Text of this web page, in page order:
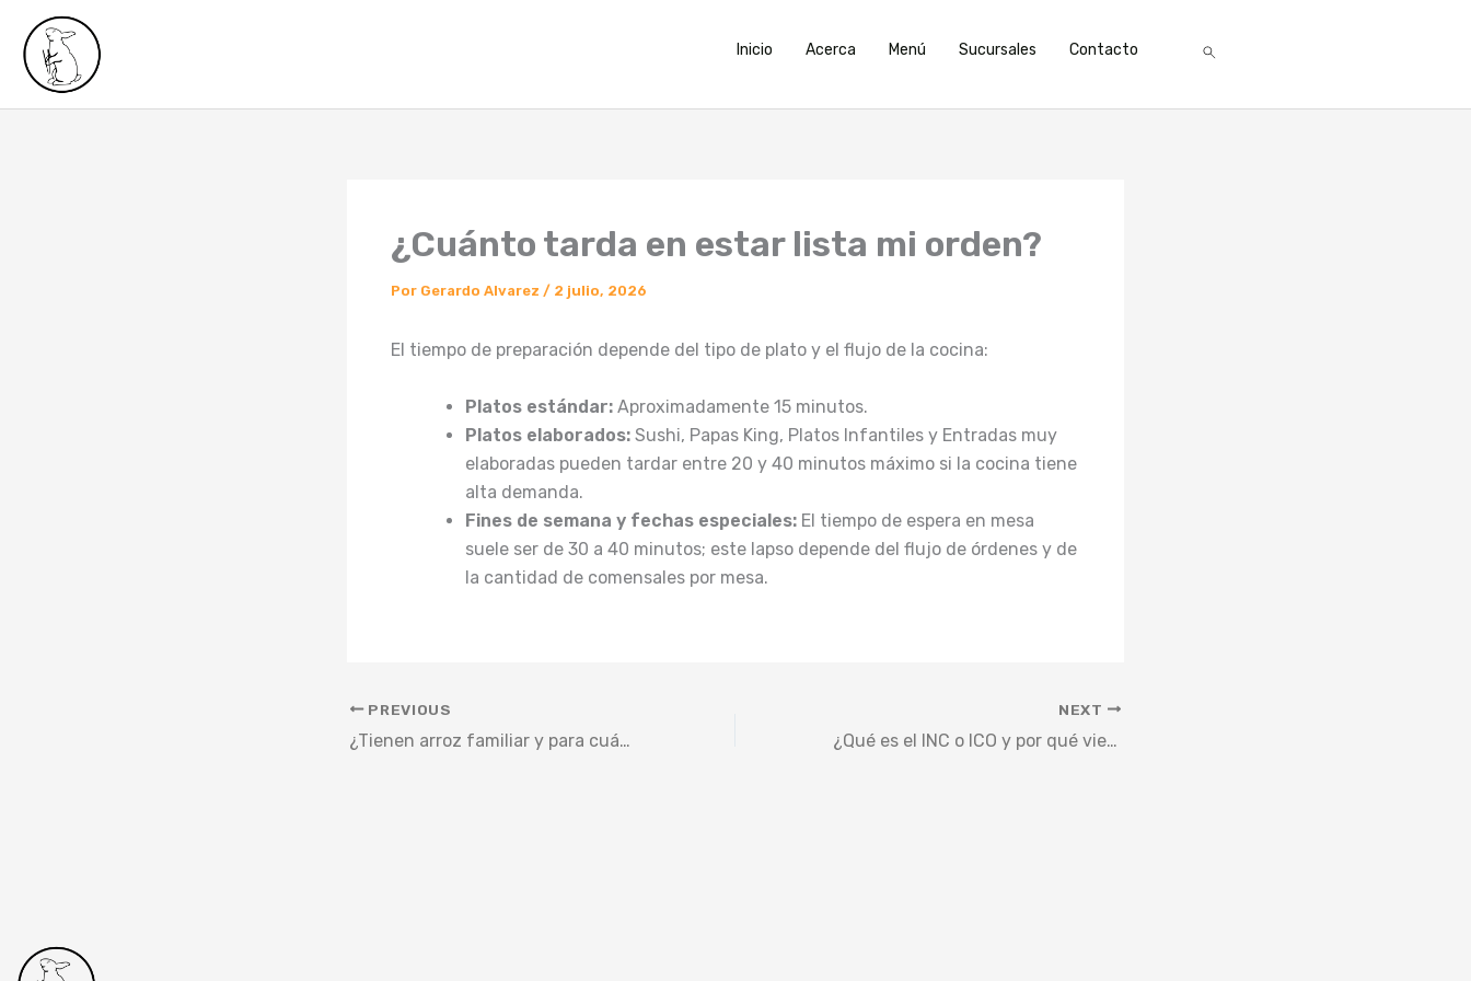
contenido
Inicio Acerca Menú Sucursales Contacto
¿Cuánto tarda en estar lista mi orden?
Por Gerardo Alvarez / 2 julio, 2026
El tiempo de preparación depende del tipo de plato y el flujo de la cocina:
Platos estándar: Aproximadamente 15 minutos.
Platos elaborados: Sushi, Papas King, Platos Infantiles y Entradas muy
elaboradas pueden tardar entre 20 y 40 minutos máximo si la cocina tiene
alta demanda.
Fines de semana y fechas especiales: El tiempo de espera en mesa
suele ser de 30 a 40 minutos; este lapso depende del flujo de órdenes y de
la cantidad de comensales por mesa.
PREVIOUS
¿Tienen arroz familiar y para cuántas personas alcanza?
NEXT
¿Qué es el INC o ICO y por qué viene reflejado en mi factura?